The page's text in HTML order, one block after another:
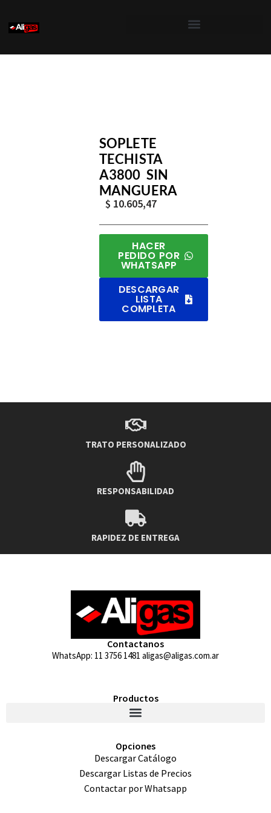
Saltar
SOPLETE
TECHISTA
A3800 SIN
MANGUERA
$ 10.605,47
HACER
PEDIDO POR
WHATSAPP
DESCARGAR
LISTA
COMPLETA
TRATO PERSONALIZADO
RESPONSABILIDAD
RAPIDEZ DE ENTREGA
Contactanos
WhatsApp: 11 3756 1481 aligas@aligas.com.ar
Productos
Opciones
Descargar Catálogo
Descargar Listas de Precios
Contactar por Whatsapp